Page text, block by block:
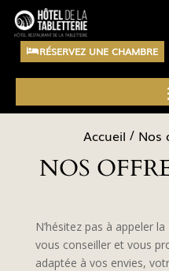
RÉSERVEZ UNE CHAMBRE
Accueil Nos
NOS
N’hésitez pas à appeler
vous conseiller et vous
adaptée à vos envies,